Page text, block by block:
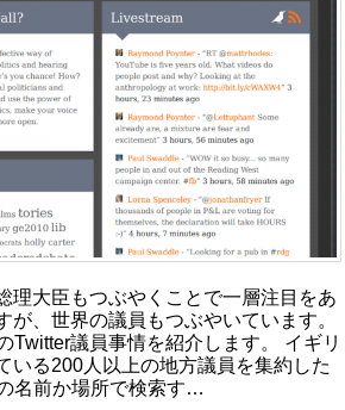
理大臣もつぶやくことで一層注目をあ
が、世界の議員もつぶやいています。
Twitter議員事情を紹介します。 イギリ
いる200人以上の地方議員を集約した
名前か場所で検索す…